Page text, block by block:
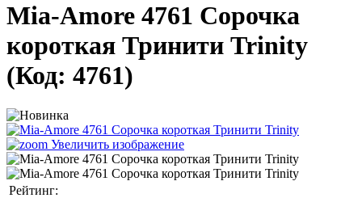
Mia-Amore 4761 Сорочка
короткая Тринити Trinity
(Код: 4761)
Увеличить изображение
Рейтинг: